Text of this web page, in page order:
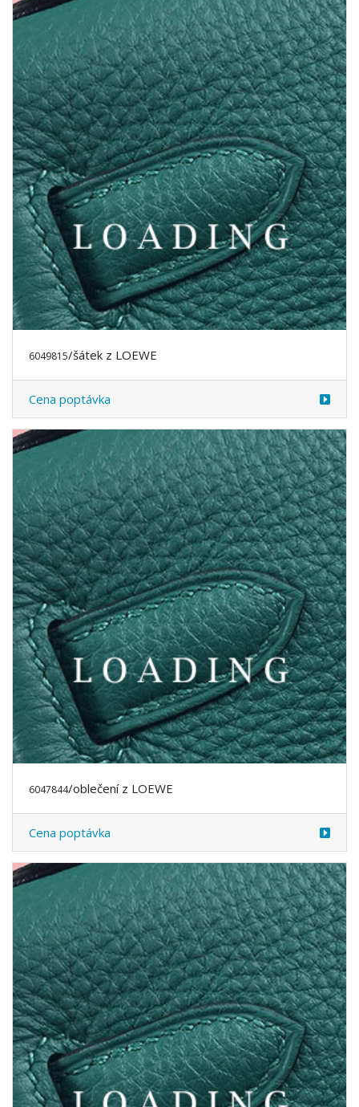
6050037/oblečení z LOEWE
Cena poptávka
6050036/oblečení z LOEWE
Cena poptávka
6049815/šátek z LOEWE
Cena poptávka